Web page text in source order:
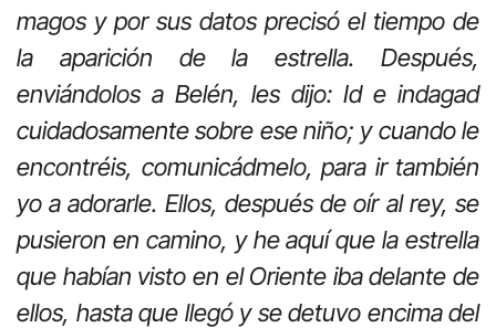
magos y por sus datos precisó el tiempo de
la aparición de la estrella. Después,
enviándolos a Belén, les dijo: Id e indagad
cuidadosamente sobre ese niño; y cuando le
encontréis, comunicádmelo, para ir también
yo a adorarle. Ellos, después de oír al rey, se
pusieron en camino, y he aquí que la estrella
que habían visto en el Oriente iba delante de
ellos, hasta que llegó y se detuvo encima del